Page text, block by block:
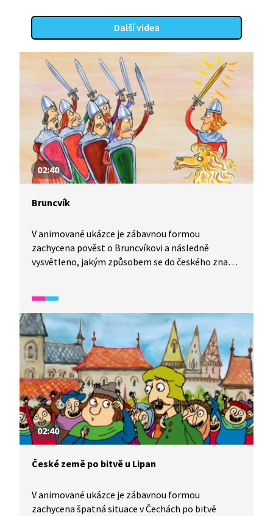
Další videa
02:40
Bruncvík
V animované ukázce je zábavnou formou
zachycena pověst o Bruncvíkovi a následně
vysvětleno, jakým způsobem se do českého znaku
02:40
České země po bitvě u Lipan
V animované ukázce je zábavnou formou
zachycena špatná situace v Čechách po bitvě